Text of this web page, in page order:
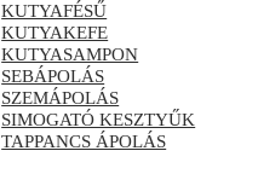
KUTYAFÉSŰ
KUTYAKEFE
KUTYASAMPON
SEBÁPOLÁS
SZEMÁPOLÁS
SIMOGATÓ KESZTYŰK
TAPPANCS ÁPOLÁS